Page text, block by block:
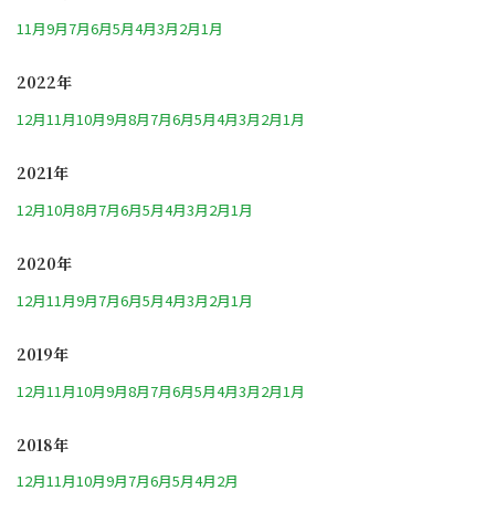
11月9月7月6月5月4月3月2月1月
2022年
12月11月10月9月8月7月6月5月4月3月2月1月
2021年
12月10月8月7月6月5月4月3月2月1月
2020年
12月11月9月7月6月5月4月3月2月1月
2019年
12月11月10月9月8月7月6月5月4月3月2月1月
2018年
12月11月10月9月7月6月5月4月2月